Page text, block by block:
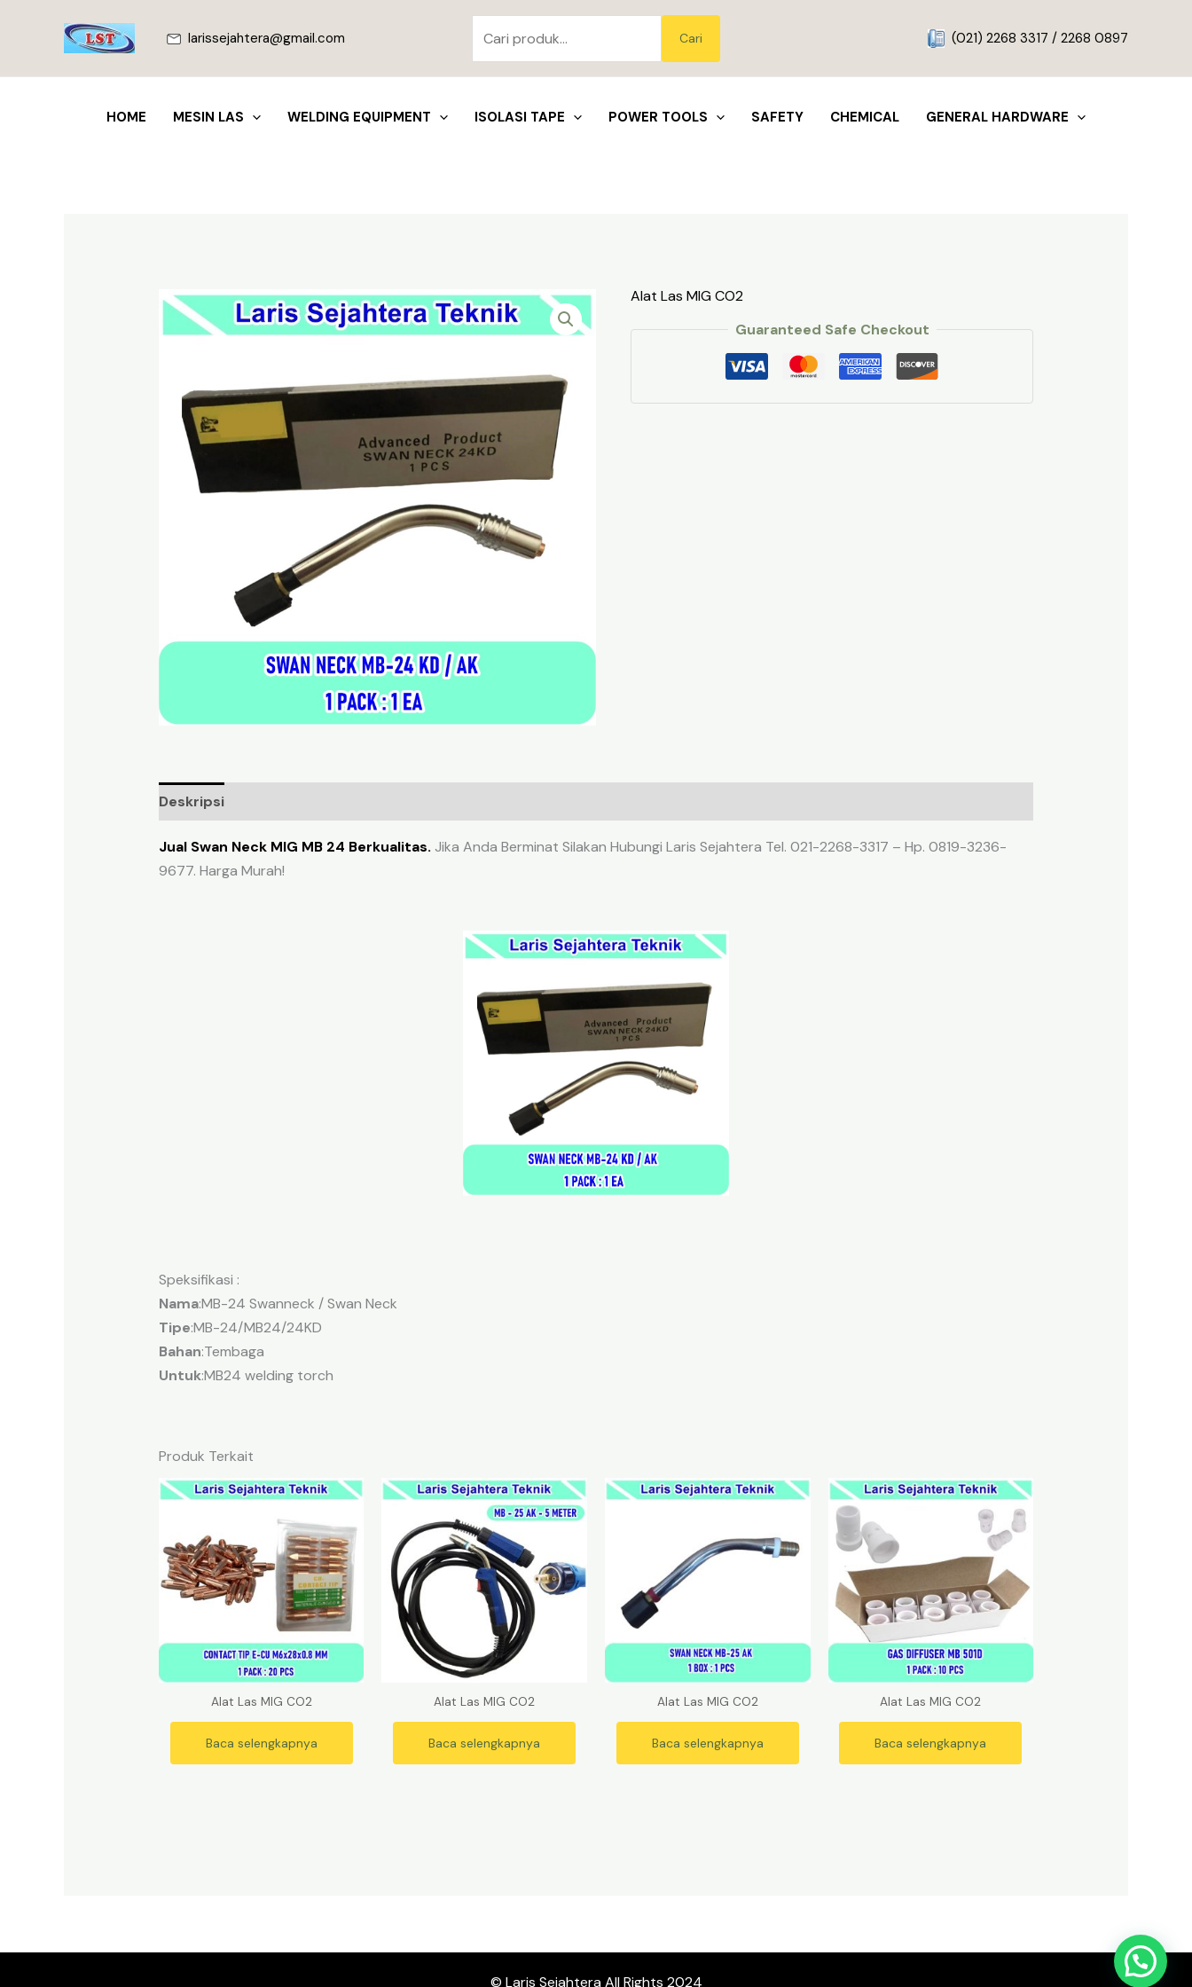
larissejahtera@gmail.com
untuk:
Cari (021) 2268 3317 / 2268 0897
HOME MESIN LAS WELDING EQUIPMENT ISOLASI TAPE POWER TOOLS SAFETY CHEMICAL GENERAL HARDWARE
Alat Las MIG CO2
Guaranteed Safe Checkout
Deskripsi
Jual Swan Neck MIG MB 24 Berkualitas. Jika Anda Berminat Silakan Hubungi Laris Sejahtera Tel. 021-2268-3317 – Hp. 0819-3236-
9677. Harga Murah!
Speksifikasi :
Nama:MB-24 Swanneck / Swan Neck
Tipe:MB-24/MB24/24KD
Bahan:Tembaga
Untuk:MB24 welding torch
Produk Terkait
Alat Las MIG CO2
Baca selengkapnya
Alat Las MIG CO2
Baca selengkapnya
Alat Las MIG CO2
Baca selengkapnya
Alat Las MIG CO2
Baca selengkapnya
© Laris Sejahtera All Rights 2024